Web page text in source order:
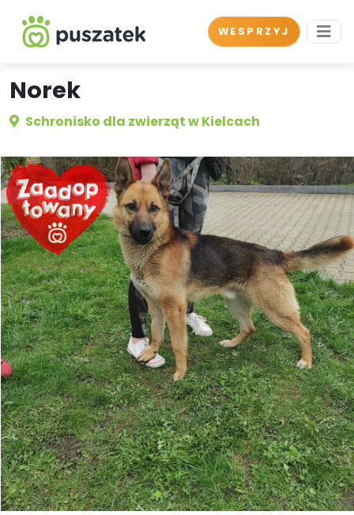
WESPRZYJ
Norek
Schronisko dla zwierząt w Kielcach